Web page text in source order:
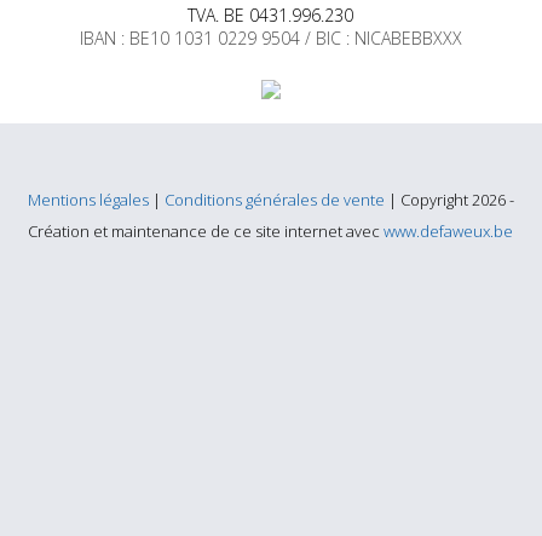
TVA. BE 0431.996.230
IBAN : BE10 1031 0229 9504 / BIC : NICABEBBXXX
Mentions légales | Conditions générales de vente | Copyright 2026 -
Création et maintenance de ce site internet avecwww.defaweux.be